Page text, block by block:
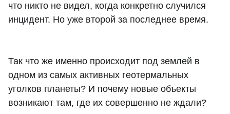
что никто не видел, когда конкретно случился
инцидент. Но уже второй за последнее время.
Так что же именно происходит под землей в
одном из самых активных геотермальных
уголков планеты? И почему новые объекты
возникают там, где их совершенно не ждали?